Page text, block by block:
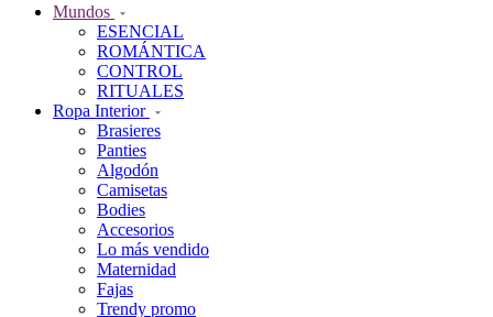
Mundos
ESENCIAL
ROMÁNTICA
CONTROL
RITUALES
Ropa Interior
Brasieres
Panties
Algodón
Camisetas
Bodies
Accesorios
Lo más vendido
Maternidad
Fajas
Trendy promo